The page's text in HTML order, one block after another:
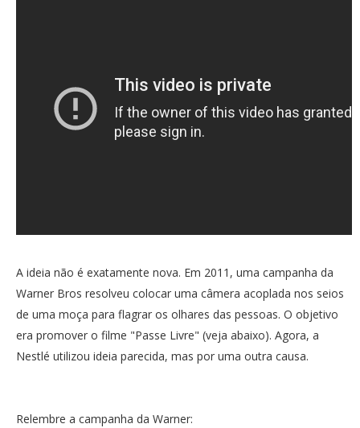
A ideia não é exatamente nova. Em 2011, uma campanha da
Warner Bros resolveu colocar uma câmera acoplada nos seios
de uma moça para flagrar os olhares das pessoas. O objetivo
era promover o filme "Passe Livre" (veja abaixo). Agora, a
Nestlé utilizou ideia parecida, mas por uma outra causa.
Relembre a campanha da Warner: